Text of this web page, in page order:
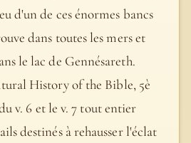
d'un de ces énormes bancs
dans toutes les mers et
le lac de Gennésareth.
History of the Bible, 5è
v. 6 et le v. 7 tout entier
destinés à rehausser l'éclat